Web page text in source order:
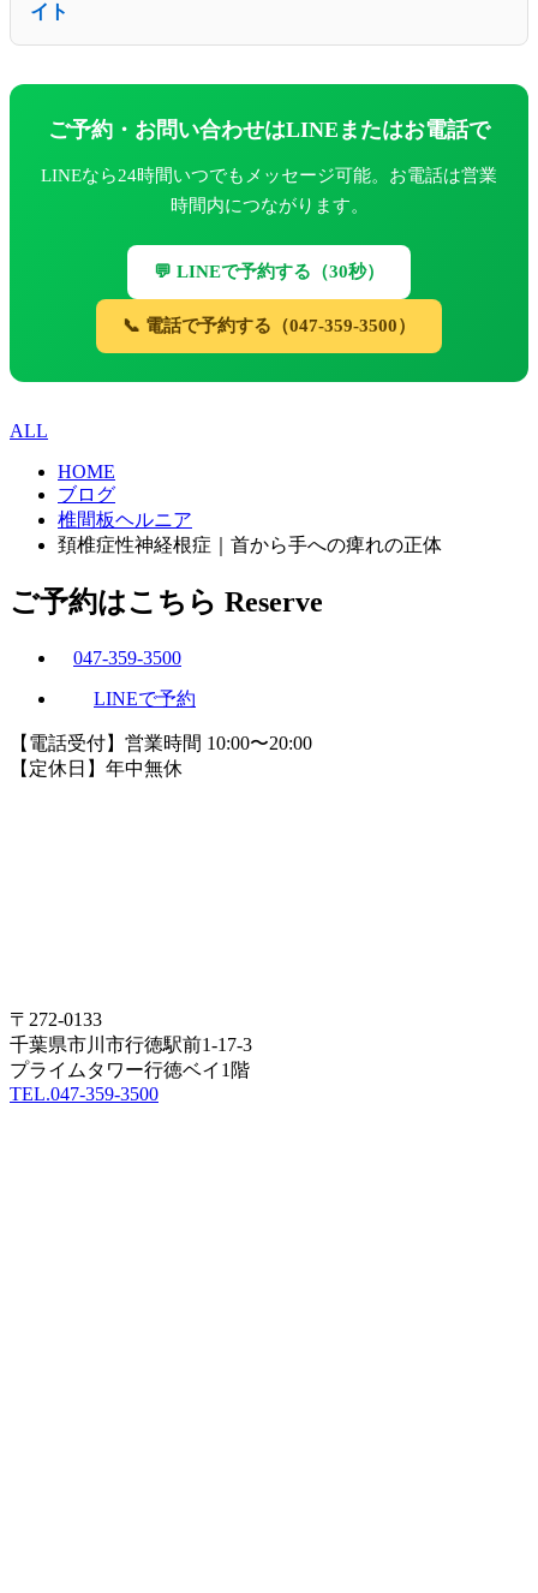
イト
ご予約・お問い合わせはLINEまたはお電話で
LINEなら24時間いつでもメッセージ可能。お電話は営業
時間内につながります。
💬 LINEで予約する（30秒）
📞 電話で予約する（047-359-3500）
ALL
HOME
ブログ
椎間板ヘルニア
頚椎症性神経根症｜首から手への痺れの正体
ご予約はこちら Reserve
047-359-3500
LINEで予約
【電話受付】営業時間 10:00〜20:00
【定休日】年中無休
〒272-0133
千葉県市川市行徳駅前1-17-3
プライムタワー行徳ベイ1階
TEL.047-359-3500